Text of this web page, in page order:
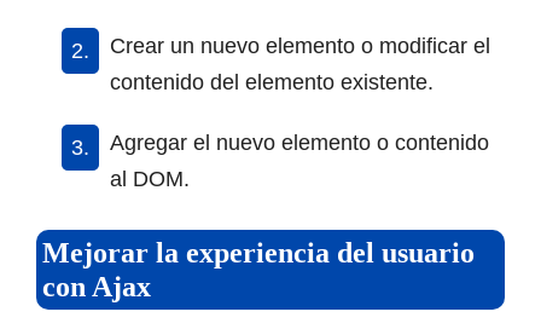
Crear un nuevo elemento o modificar el
contenido del elemento existente.
Agregar el nuevo elemento o contenido
al DOM.
Mejorar la experiencia del usuario
con Ajax